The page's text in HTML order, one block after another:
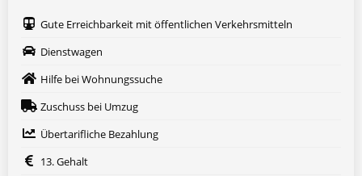
Gute Erreichbarkeit mit öffentlichen Verkehrsmitteln
Dienstwagen
Hilfe bei Wohnungssuche
Zuschuss bei Umzug
Übertarifliche Bezahlung
13. Gehalt